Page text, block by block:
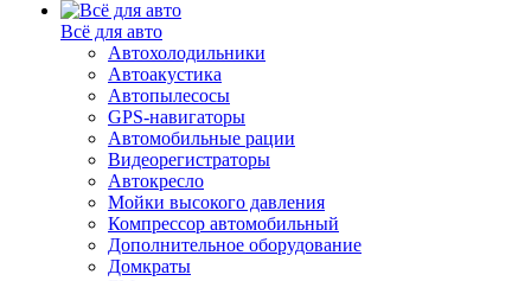
Всё для авто
Автохолодильники
Автоакустика
Автопылесосы
GPS-навигаторы
Автомобильные рации
Видеорегистраторы
Автокресло
Мойки высокого давления
Компрессор автомобильный
Дополнительное оборудование
Домкраты